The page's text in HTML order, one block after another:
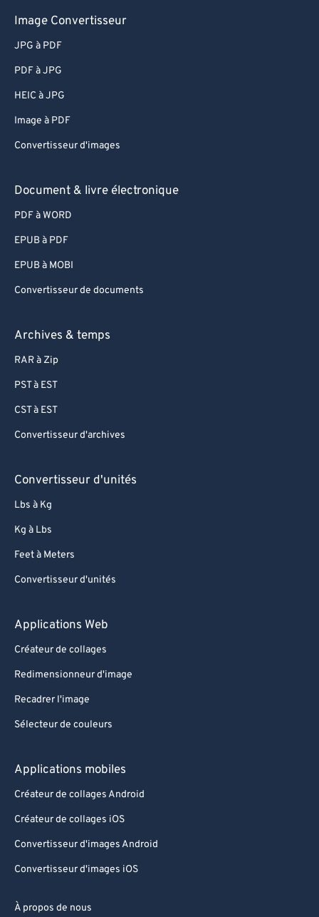
Image Convertisseur
JPG à PDF
PDF à JPG
HEIC à JPG
Image à PDF
Convertisseur d'images
Document & livre électronique
PDF à WORD
EPUB à PDF
EPUB à MOBI
Convertisseur de documents
Archives & temps
RAR à Zip
PST à EST
CST à EST
Convertisseur d'archives
Convertisseur d'unités
Lbs à Kg
Kg à Lbs
Feet à Meters
Convertisseur d'unités
Applications Web
Créateur de collages
Redimensionneur d'image
Recadrer l'image
Sélecteur de couleurs
Applications mobiles
Créateur de collages Android
Créateur de collages iOS
Convertisseur d'images Android
Convertisseur d'images iOS
À propos de nous